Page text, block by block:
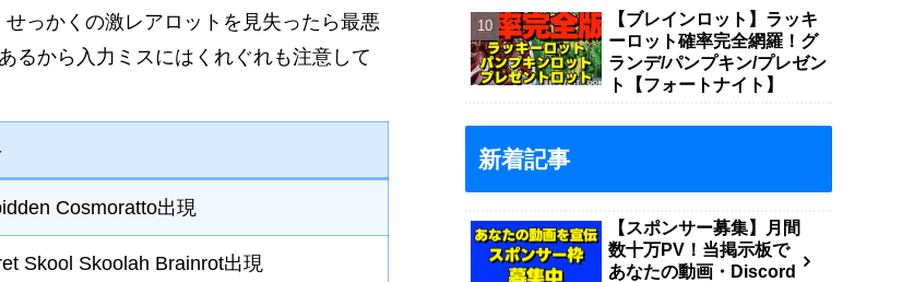
っかくの激レアロットを見失ったら最悪
るから入力ミスにはくれぐれも注意して
Cosmoratto出現
Skool Skoolah Brainrot出現
【ブレインロット】ラッキ
ーロット確率完全網羅！グ
ランデ/パンプキン/プレゼン
ト【フォートナイト】
新着記事
【スポンサー募集】月間
数十万PV！当掲示板で
あなたの動画・Discord